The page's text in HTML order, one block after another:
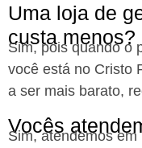
Uma loja de
custa menos?​
Sim, pois quando o
você está no Cristo
a ser mais barato,
Vocês
Sim, atendemos